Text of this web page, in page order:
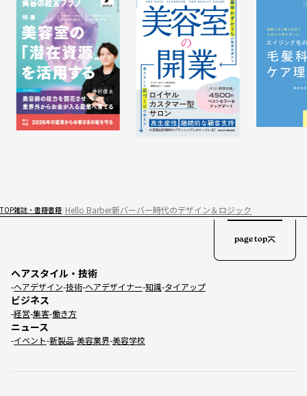
TOP雑誌・書籍書籍 Hello Barber新バーバー時代のデザイン＆ロジック
ヘアスタイル・技術
ヘアデザイン 技術 ヘアデザイナー 知識 タイアップ
ビジネス
経営 集客 働き方
ニュース
イベント 新製品 美容業界 美容学校
page top